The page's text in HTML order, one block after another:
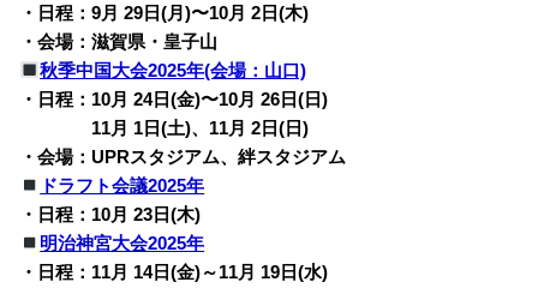
・日程：9月 29日(月)〜10月 2日(木)
・会場：滋賀県・皇子山
秋季中国大会2025年(会場：山口)
・日程：10月 24日(金)〜10月 26日(日)
11月 1日(土)、11月 2日(日)
・会場：UPRスタジアム、絆スタジアム
ドラフト会議2025年
・日程：10月 23日(木)
明治神宮大会2025年
・日程：11月 14日(金)～11月 19日(水)